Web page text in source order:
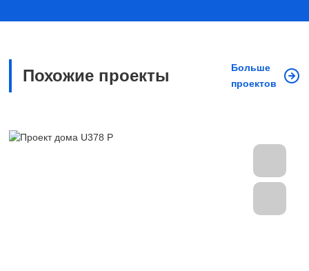
Похожие проекты
Больше
проектов